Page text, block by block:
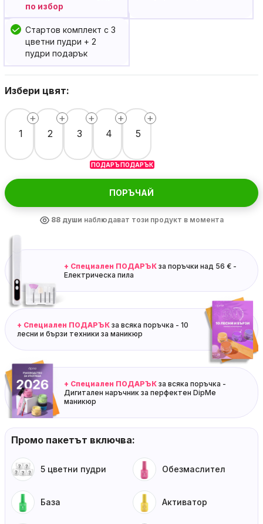
по избор
Стартов комплект с 3
цветни пудри + 2
пудри подарък
Избери цвят:
1 2 3 4
ПОДАРЪК
5
ПОДАРЪК
ПОРЪЧАЙ
93души наблюдават този продукт в момента
+ Специален ПОДАРЪК за поръчки над 56 € -
Електрическа пила
+ Специален ПОДАРЪК за всяка поръчка - 10
лесни и бързи техники за маникюр
+ Специален ПОДАРЪК за всяка поръчка -
Дигитален наръчник за перфектен DipMe
маникюр
Промо пакетът включва:
5 цветни пудри Обезмаслител
База Активатор